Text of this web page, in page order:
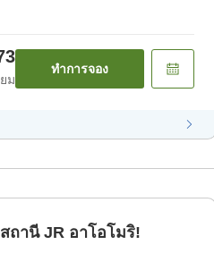
ม
ทำการจอง
ถานี JR อาโอโมริ!